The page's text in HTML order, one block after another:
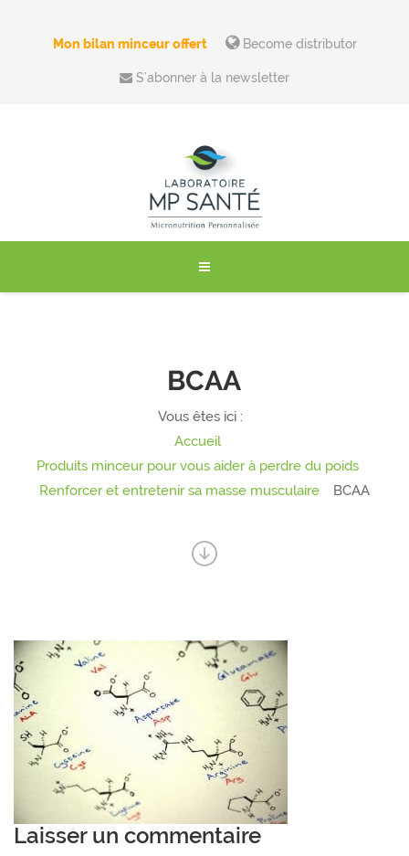
Mon bilan minceur offert Become distributor
S’abonner à la newsletter
BCAA
Vous êtes ici :
Accueil
Produits minceur pour vous aider à perdre du poids
Renforcer et entretenir sa masse musculaire
BCAA
Laisser un commentaire